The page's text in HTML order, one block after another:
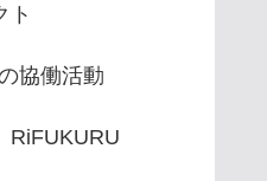
ト
協働活動
RiFUKURU